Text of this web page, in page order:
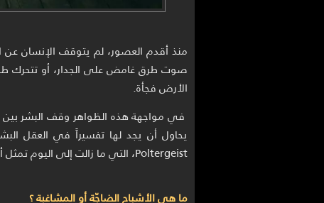
منذ أقدم العصور، لم يتوقف الإنسان
صوت طرق غامض على الجدار، أو تتحرك
الأرض فجأة.
في مواجهة هذه الظواهر وقف البشر
يحاول أن يجد لها تفسيراً في العقل
Poltergeist، التي ما زالت إلى اليوم تمثل أحد أعقد ألغاز الماورائيات وأكثرها إثارة للرعب والجدل.
ما هي الأشباح الضاجّة أو المشاغبة ؟